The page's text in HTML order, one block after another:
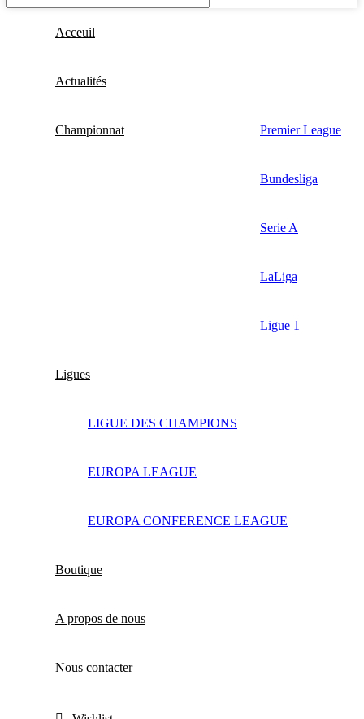
Acceuil
Actualités
Championnat Premier League
Bundesliga
Serie A
LaLiga
Ligue 1
Ligues
LIGUE DES CHAMPIONS
EUROPA LEAGUE
EUROPA CONFERENCE LEAGUE
Boutique
A propos de nous
Nous contacter